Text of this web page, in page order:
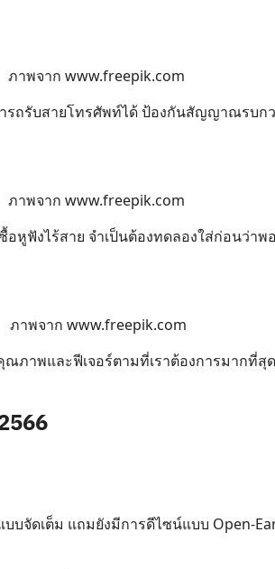
ภาพจาก www.freepik.com
รถรับสายโทรศัพท์ได้ ป้องกันสัญญาณรบ
ภาพจาก www.freepik.com
ฟังไร้สาย จำเป็นต้องทดลองใส่ก่อนว่า
ภาพจาก www.freepik.com
าพและฟีเจอร์ตามที่เราต้องการมากที่สุ
บจัดเต็ม แถมยังมีการดีไซน์แบบ Open-